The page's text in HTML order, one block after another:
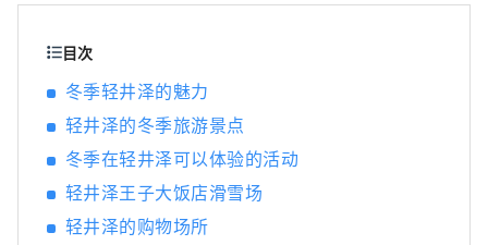
目次
冬季轻井泽的魅力
轻井泽的冬季旅游景点
冬季在轻井泽可以体验的活动
轻井泽王子大饭店滑雪场
轻井泽的购物场所